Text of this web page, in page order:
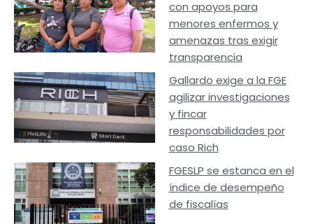
con apoyos para
menores enfermos y
amenazas tras exigir
transparencia
Gallardo exige a la FGE
agilizar investigaciones
y fincar
responsabilidades por
caso Rich
FGESLP se estanca en el
índice de desempeño
de fiscalías